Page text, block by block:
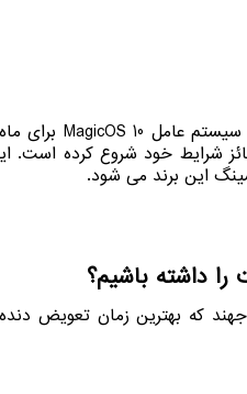
حائز شرایط خود شروع کرده
این برند می شود.
داشته باشیم؟
که بهترین زمان تعویض